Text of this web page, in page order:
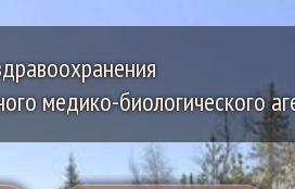
медико-биологического